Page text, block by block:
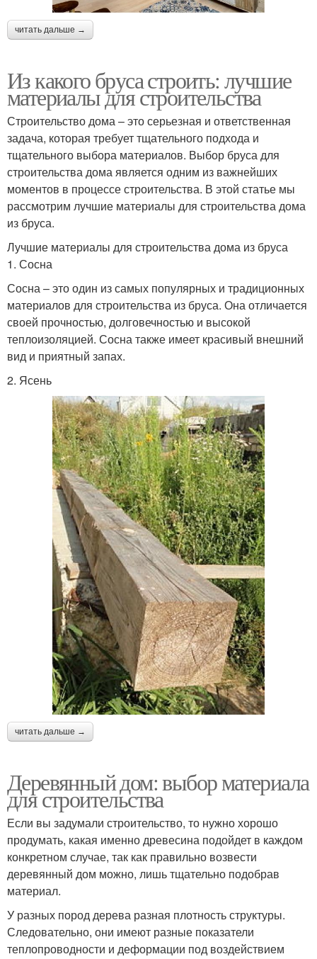
читать дальше →
Из какого бруса строить: лучшие
материалы для строительства
Строительство дома – это серьезная и ответственная
задача, которая требует тщательного подхода и
тщательного выбора материалов. Выбор бруса для
строительства дома является одним из важнейших
моментов в процессе строительства. В этой статье мы
рассмотрим лучшие материалы для строительства дома
из бруса.
Лучшие материалы для строительства дома из бруса
1. Сосна
Сосна – это один из самых популярных и традиционных
материалов для строительства из бруса. Она отличается
своей прочностью, долговечностью и высокой
теплоизоляцией. Сосна также имеет красивый внешний
вид и приятный запах.
2. Ясень
читать дальше →
Деревянный дом: выбор материала
для строительства
Если вы задумали строительство, то нужно хорошо
продумать, какая именно древесина подойдет в каждом
конкретном случае, так как правильно возвести
деревянный дом можно, лишь тщательно подобрав
материал.
У разных пород дерева разная плотность структуры.
Следовательно, они имеют разные показатели
теплопроводности и деформации под воздействием